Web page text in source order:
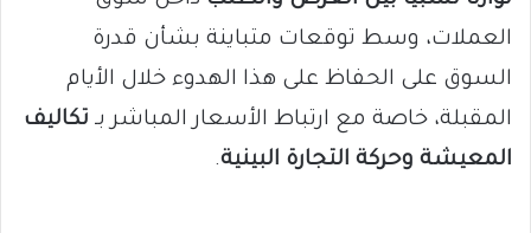
العملات، وسط توقعات متباينة بشأن قدرة
السوق على الحفاظ على هذا الهدوء خلال الأيام
المقبلة، خاصة مع ارتباط الأسعار المباشر بـ تكاليف
المعيشة وحركة التجارة البينية.